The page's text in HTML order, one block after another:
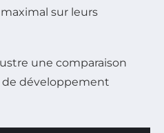
sur leurs
une comparaison
développement